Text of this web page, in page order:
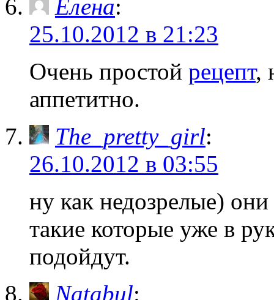
Елена:
25.10.2012 в 21:23
Очень простой рецепт,
аппетитно.
The_pretty_girl:
26.10.2012 в 03:55
ну как недозрелые)
такие которые уже в
подойдут.
Natabul: